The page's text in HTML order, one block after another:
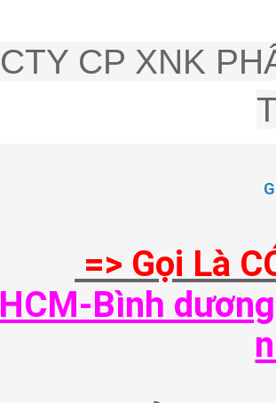
CTY CP XNK
=> Gọi Là
HCM-Bình